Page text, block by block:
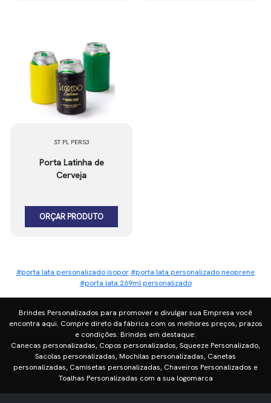
ST PL PERS3
Porta Latinha de
Cerveja
ORÇAR PRODUTO
#porta lata personalizado isopor#porta lata personalizado neoprene
#porta lata 269ml personalizado
Brindes Personalizados para promover e divulgar sua Empresa você
encontra aqui. Compre direto da fábrica com os melhores preços, prazos
e condições. Brindes em destaque:
Canecas personalizadas, Copos personalizados, Squeeze Personalizado,
Sacolas personalizadas, Mochilas personalizadas, Canetas
personalizadas, Camisetas personalizadas, Chaveiros Personalizados e
Toalhas Personalizadas com a sua logomarca